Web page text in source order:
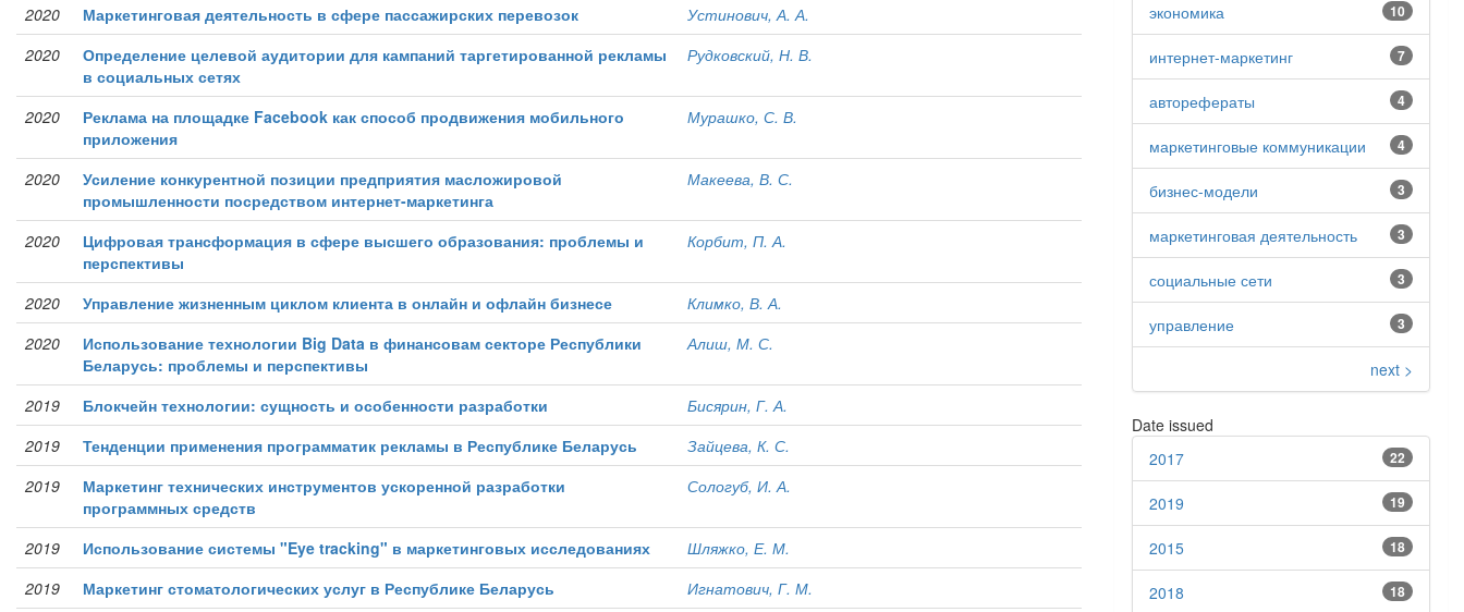
2020 Маркетинговая деятельность в сфере пассажирских перевозок
Устинович, А. А.
2020
Определение целевой аудитории для кампаний таргетированной рекламы
в социальных сетях
Рудковский, Н. В.
2020
Реклама на площадке Facebook как способ продвижения мобильного
приложения
Мурашко, С. В.
2020
Усиление конкурентной позиции предприятия масложировой
промышленности посредством интернет-маркетинга
Макеева, В. С.
2020
Цифровая трансформация в сфере высшего образования: проблемы и
перспективы
Корбит, П. А.
2020 Управление жизненным циклом клиента в онлайн и офлайн бизнесе
Климко, В. А.
2020
Использование технологии Big Data в финансовам секторе Республики
Беларусь: проблемы и перспективы
Алиш, М. С.
2019 Блокчейн технологии: сущность и особенности разработки
Бисярин, Г. А.
2019
Тенденции применения программатик рекламы в Республике Беларусь
Зайцева, К. С.
2019
Маркетинг технических инструментов ускоренной разработки
программных средств
Сологуб, И. А.
2019 Использование системы "Eye tracking" в маркетинговых исследованиях
Шляжко, Е. М.
2019
Маркетинг стоматологических услуг в Республике Беларусь Игнатович, Г. М.
10
экономика
7
интернет-маркетинг
4
авторефераты
4
маркетинговые коммуникации
3
бизнес-модели
3
маркетинговая деятельность
3
социальные сети
3
управление
next >
Date issued
22
2017
19
2019
18
2015
18
2018